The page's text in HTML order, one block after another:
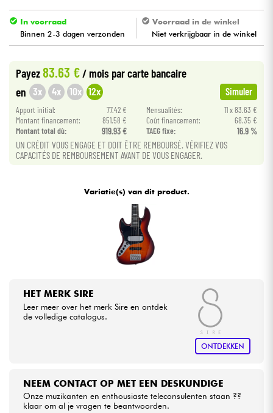
Kinderen
Kabels & toebehoren
HiFi
Sets
In voorraad
Binnen 2-3 dagen verzonden
Voorraad in de winkel
Niet verkrijgbaar in de winkel
Payez 83.63 €/ mois par carte bancaire
en 3x 4x 10x 12x Simuler
Apport initial: 77.42 € Mensualités:
11 x 83.63 €
Montant financement:
851.58 € Coût financement:
68.35 €
Montant total dù:
919.93 € TAEG fixe: 16.9 %
UN CRÉDIT VOUS ENGAGE ET DOIT ÊTRE REMBOURSÉ. VÉRIFIEZ VOS
CAPACITÉS DE REMBOURSEMENT AVANT DE VOUS ENGAGER.
Variatie(s) van dit product.
HET MERK SIRE
Leer meer over het merk Sire en ontdek
de volledige catalogus.
ONTDEKKEN
NEEM CONTACT OP MET EEN DESKUNDIGE
Onze muzikanten en enthousiaste teleconsulenten staan ??
klaar om al je vragen te beantwoorden.